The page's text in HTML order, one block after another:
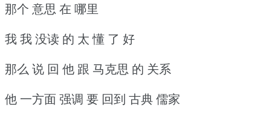
那个 意思 在 哪里
我 我 没读 的 太 懂 了 好
那么 说 回 他 跟 马克思 的 关系
他 一方面 强调 要 回到 古典 儒家